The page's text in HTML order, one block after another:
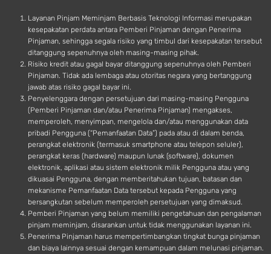
d
Layanan Pinjam Meminjam Berbasis Teknologi Informasi merupakan
kesepakatan perdata antara Pemberi Pinjaman dengan Penerima
Pinjaman, sehingga segala risiko yang timbul dari kesepakatan tersebut
ditanggung sepenuhnya oleh masing-masing pihak.
Risiko kredit atau gagal bayar ditanggung sepenuhnya oleh Pemberi
Pinjaman. Tidak ada lembaga atau otoritas negara yang bertanggung
jawab atas risiko gagal bayar ini.
Penyelenggara dengan persetujuan dari masing-masing Pengguna
(Pemberi Pinjaman dan/atau Penerima Pinjaman) mengakses,
memperoleh, menyimpan, mengelola dan/atau menggunakan data
pribadi Pengguna (“Pemanfaatan Data”) pada atau di dalam benda,
perangkat elektronik (termasuk smartphone atau telepon seluler),
perangkat keras (hardware) maupun lunak (software), dokumen
elektronik, aplikasi atau sistem elektronik milik Pengguna atau yang
dikuasai Pengguna, dengan memberitahukan tujuan, batasan dan
mekanisme Pemanfaatan Data tersebut kepada Pengguna yang
bersangkutan sebelum memperoleh persetujuan yang dimaksud.
Pemberi Pinjaman yang belum memiliki pengetahuan dan pengalaman
pinjam meminjam, disarankan untuk tidak menggunakan layanan ini.
Penerima Pinjaman harus mempertimbangkan tingkat bunga pinjaman
dan biaya lainnya sesuai dengan kemampuan dalam melunasi pinjaman.